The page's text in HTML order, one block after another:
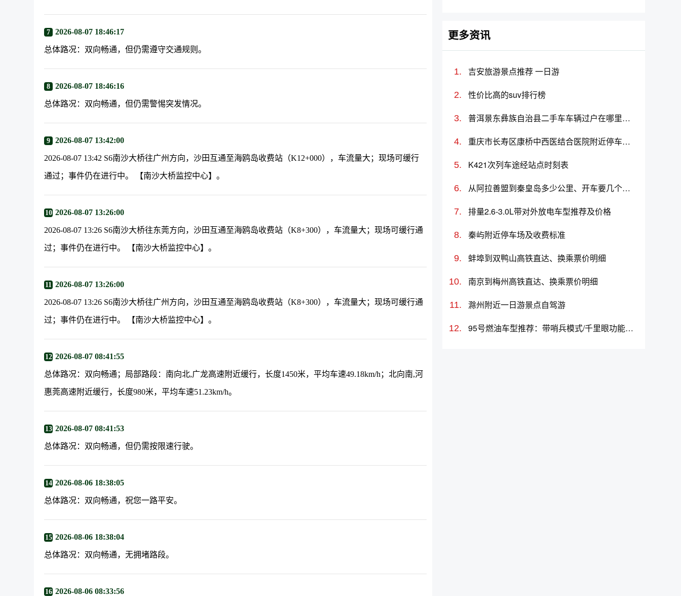
7 2026-08-07 18:46:17
总体路况：双向畅通，但仍需遵守交通规则。
8 2026-08-07 18:46:16
总体路况：双向畅通，但仍需警惕突发情况。
9 2026-08-07 13:42:00
2026-08-07 13:42 S6南沙大桥往广州方向，沙田互通至海鸥岛收费站（K12+000），车流量大；现场可缓行
通过；事件仍在进行中。 【南沙大桥监控中心】。
10 2026-08-07 13:26:00
2026-08-07 13:26 S6南沙大桥往东莞方向，沙田互通至海鸥岛收费站（K8+300），车流量大；现场可缓行通
过；事件仍在进行中。 【南沙大桥监控中心】。
11 2026-08-07 13:26:00
2026-08-07 13:26 S6南沙大桥往广州方向，沙田互通至海鸥岛收费站（K8+300），车流量大；现场可缓行通
过；事件仍在进行中。 【南沙大桥监控中心】。
12 2026-08-07 08:41:55
总体路况：双向畅通；局部路段：南向北,广龙高速附近缓行，长度1450米，平均车速49.18km/h；北向南,河
惠莞高速附近缓行，长度980米，平均车速51.23km/h。
13 2026-08-07 08:41:53
总体路况：双向畅通，但仍需按限速行驶。
14 2026-08-06 18:38:05
总体路况：双向畅通，祝您一路平安。
15 2026-08-06 18:38:04
总体路况：双向畅通，无拥堵路段。
16 2026-08-06 08:33:56
更多资讯
吉安旅游景点推荐 一日游
性价比高的suv排行榜
普洱景东彝族自治县二手车车辆过户在哪里办理、电话、上班时间
重庆市长寿区康桥中西医结合医院附近停车场及收费标准
K421次列车途经站点时刻表
从阿拉善盟到秦皇岛多少公里、开车要几个小时？过路费、油费等
排量2.6-3.0L带对外放电车型推荐及价格
秦屿附近停车场及收费标准
蚌埠到双鸭山高铁直达、换乘票价明细
南京到梅州高铁直达、换乘票价明细
滁州附近一日游景点自驾游
95号燃油车型推荐：带哨兵模式/千里眼功能的车有哪些？哪款好？价格多少？